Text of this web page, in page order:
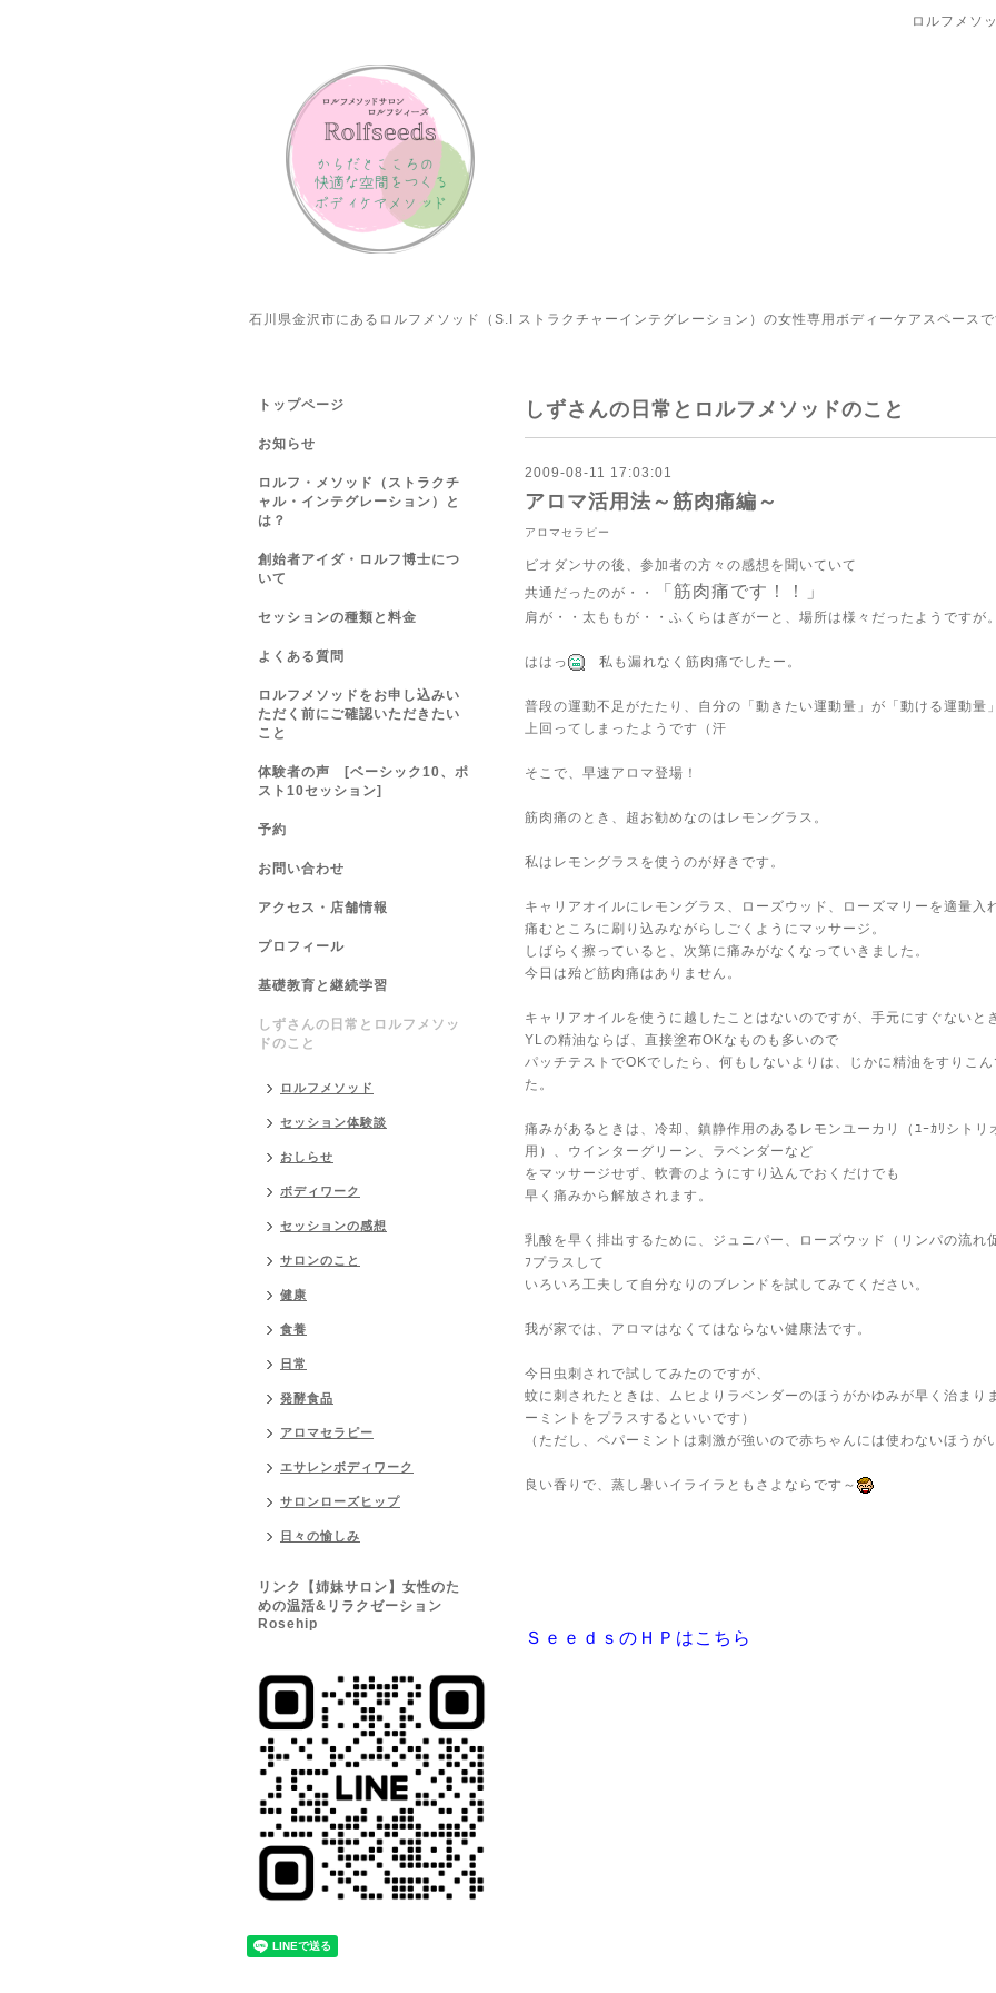
ロルフメソ
石川県金沢市にあるロルフメソッド（S.I ストラクチャーインテグレーション）の女性専用ボディーケアスペースで
しずさんの日常とロルフメソッドのこと
2009-08-11 17:03:01
アロマ活用法～筋肉痛編～
アロマセラピー
ビオダンサの後、参加者の方々の感想を聞いていて
共通だったのが・・
「筋肉痛です！！」
肩が・・太ももが・・ふくらはぎがーと、場所は様々だったようですが。
ははっ 私も漏れなく筋肉痛でしたー。
普段の運動不足がたたり、自分の「動きたい運動量」が「動ける運動量
上回ってしまったようです（汗
そこで、早速アロマ登場！
筋肉痛のとき、超お勧めなのはレモングラス。
私はレモングラスを使うのが好きです。
キャリアオイルにレモングラス、ローズウッド、ローズマリーを適量入
痛むところに刷り込みながらしごくようにマッサージ。
しばらく擦っていると、次第に痛みがなくなっていきました。
今日は殆ど筋肉痛はありません。
キャリアオイルを使うに越したことはないのですが、手元にすぐないと
YLの精油ならば、直接塗布OKなものも多いので
パッチテストでOKでしたら、何もしないよりは、じかに精油をすりこ
た。
痛みがあるときは、冷却、鎮静作用のあるレモンユーカリ（ﾕｰｶﾘシトリ
用）、ウインターグリーン、ラベンダーなど
をマッサージせず、軟膏のようにすり込んでおくだけでも
早く痛みから解放されます。
乳酸を早く排出するために、ジュニパー、ローズウッド（リンパの流れ
ﾌプラスして
いろいろ工夫して自分なりのブレンドを試してみてください。
我が家では、アロマはなくてはならない健康法です。
今日虫刺されで試してみたのですが、
蚊に刺されたときは、ムヒよりラベンダーのほうがかゆみが早く治まり
ーミントをプラスするといいです）
（ただし、ペパーミントは刺激が強いので赤ちゃんには使わないほうが
良い香りで、蒸し暑いイライラともさよならです～
ＳｅｅｄｓのＨＰはこちら
トップページ
お知らせ
ロルフ・メソッド（ストラクチ
ャル・インテグレーション）と
は？
創始者アイダ・ロルフ博士につ
いて
セッションの種類と料金
よくある質問
ロルフメソッドをお申し込みい
ただく前にご確認いただきたい
こと
体験者の声 [ベーシック10、ポ
スト10セッション]
予約
お問い合わせ
アクセス・店舗情報
プロフィール
基礎教育と継続学習
しずさんの日常とロルフメソッ
ドのこと
ロルフメソッド
セッション体験談
おしらせ
ボディワーク
セッションの感想
サロンのこと
健康
食養
日常
発酵食品
アロマセラピー
エサレンボディワーク
サロンローズヒップ
日々の愉しみ
リンク【姉妹サロン】女性のた
めの温活&リラクゼーション
Rosehip